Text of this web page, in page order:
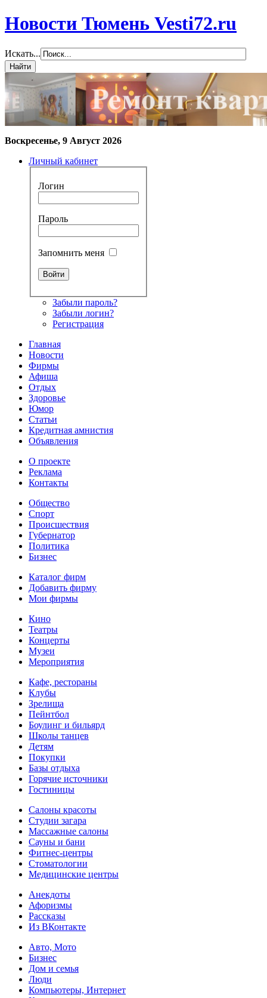
Новости Тюмень Vesti72.ru
Искать...
Воскресенье, 9 Август 2026
Личный кабинет
Логин
Пароль
Запомнить меня
Забыли пароль?
Забыли логин?
Регистрация
Главная
Новости
Фирмы
Афиша
Отдых
Здоровье
Юмор
Статьи
Кредитная амнистия
Объявления
О проекте
Реклама
Контакты
Общество
Спорт
Происшествия
Губернатор
Политика
Бизнес
Каталог фирм
Добавить фирму
Мои фирмы
Кино
Театры
Концерты
Музеи
Мероприятия
Кафе, рестораны
Клубы
Зрелища
Пейнтбол
Боулинг и бильярд
Школы танцев
Детям
Покупки
Базы отдыха
Горячие источники
Гостиницы
Салоны красоты
Студии загара
Массажные салоны
Сауны и бани
Фитнес-центры
Стоматологии
Медицинские центры
Анекдоты
Афоризмы
Рассказы
Из ВКонтакте
Авто, Мото
Бизнес
Дом и семья
Люди
Компьютеры, Интернет